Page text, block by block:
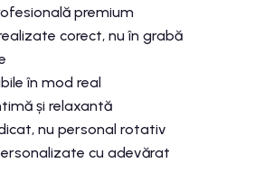
premium
corect, nu în grabă
în mod real
și relaxantă
nu personal rotativ
cu adevărat